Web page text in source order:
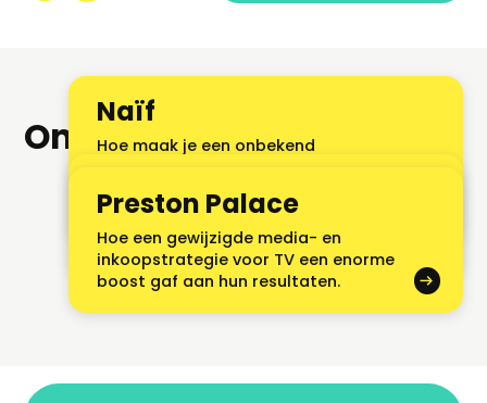
Onze cases
Naïf
Hoe maak je een onbekend
kinderen en moeders succesvol met
relatief weinig budget?
Mr Marvis
groot maakte.
Preston Palace
Hoe een gewijzigde media- en
inkoopstrategie voor TV een enorme
boost gaf aan hun resultaten.